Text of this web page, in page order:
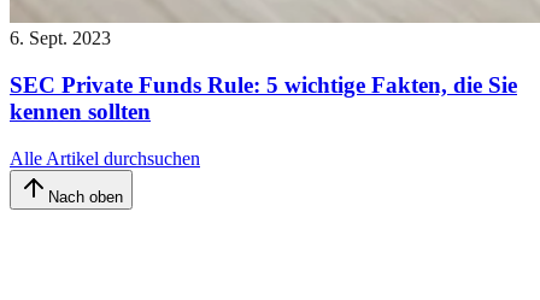
6. Sept. 2023
SEC Private Funds Rule: 5 wichtige Fakten, die Sie
kennen sollten
Alle Artikel durchsuchen
Nach oben